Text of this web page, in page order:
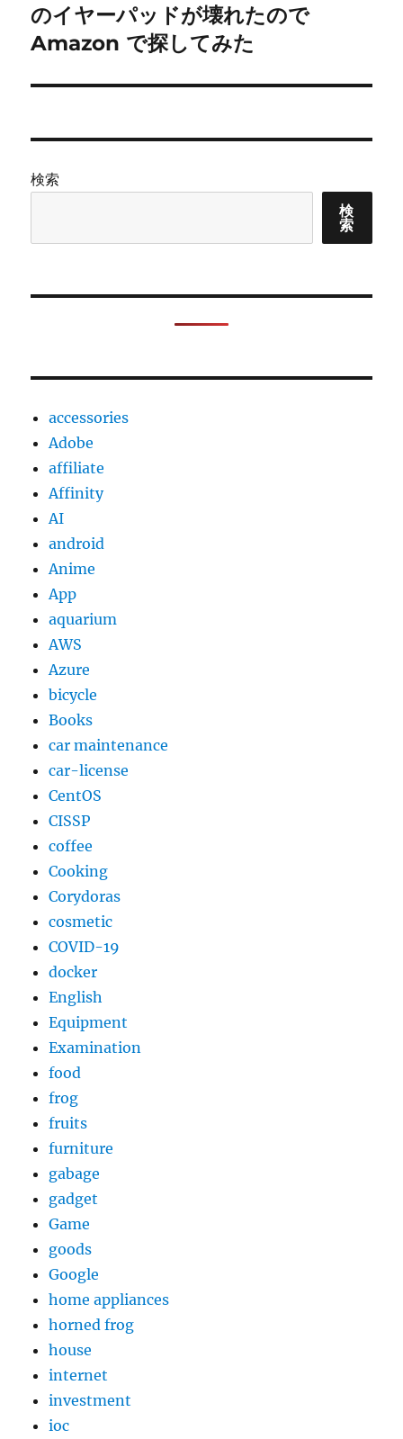
シ
の
投
のイヤーパッドが壊れたので
Amazon で探してみた
検索
検
索
accessories
Adobe
affiliate
Affinity
AI
android
Anime
App
aquarium
AWS
Azure
bicycle
Books
car maintenance
car-license
CentOS
CISSP
coffee
Cooking
Corydoras
cosmetic
COVID-19
docker
English
Equipment
Examination
food
frog
fruits
furniture
gabage
gadget
Game
goods
Google
home appliances
horned frog
house
internet
investment
ioc